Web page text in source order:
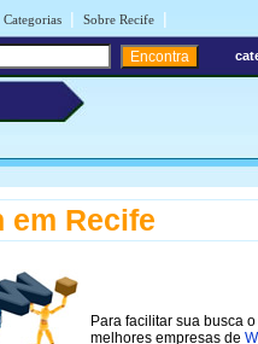
Categorias | Sobre Recife |
em Recife
Para facilitar sua busca
melhores empresas de